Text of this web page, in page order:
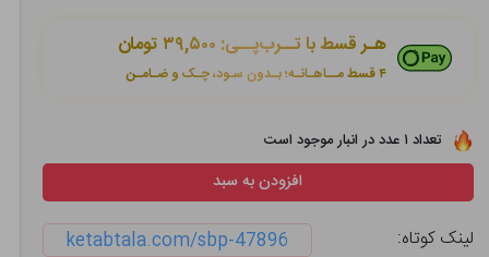
هـر قسط با تــرب‌پــی: ۳۹,۵۰۰ تومان
۴ قسط مــاهـانـه؛ بـدون سـود، چـک و ضـامـن
تعداد ۱ عدد در انبار موجود است
افزودن به سبد
لینک کوتاه: ketabtala.com/sbp-47896